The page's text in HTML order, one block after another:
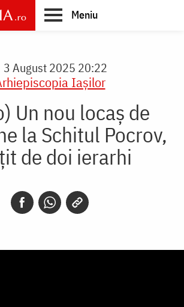
Meniu
3 August 2025 20:22
Iaşilor
Un nou locaș de
la Schitul Pocrov,
de doi ierarhi